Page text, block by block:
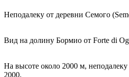
Неподалеку от деревни Семого
Вид на долину Бормио от Forte di
На высоте около 2000 м,
2000.